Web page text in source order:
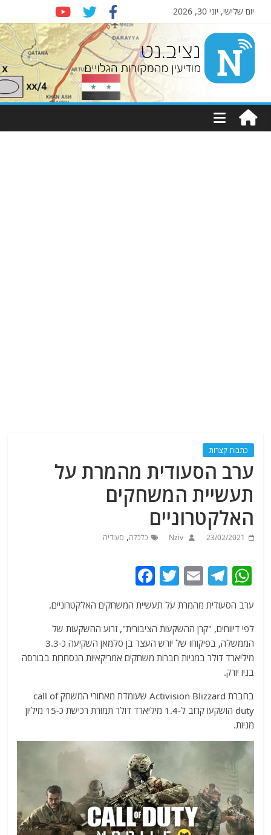
יום שלישי, יוני 30, 2026
Nziv.net
מודיעין
מהמקורות
כתבות קצרות
ערב הסעודית מהמרת על
תעשיית המשחקים
האלקטרוניים
23/02/2021
Nziv כלכלה, סעודיה
W
at
s
A
p
p
T
e
g
ra
E
m
ai
l
T
itt
er
c
e
b
o
o
k
ערב הסעודית מהמרת על תעשיית המשחקים האלקטרוניים.
לפי דיווחים, "קרן ההשקעות הציבורית", זרוע ההשקעות של
הממשלה, בפיקוחו של יורש העצר בן סלמאן השקיעה כ-3.3
מיליארד דולר במניות חברות משחקים אמריקאיות הנסחרות בבורסה
בניו יורק.
בחברת Activision Blizzard שעומדת מאחורי המשחק call of
duty הושקעו קרוב ל-1.4 מיליארד דולר תמורת רכישת כ-15 מיליון
מניות.